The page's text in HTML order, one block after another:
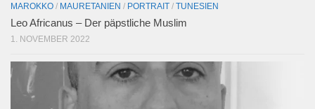
MAROKKO / MAURETANIEN / PORTRAIT / TUNESIEN
Leo Africanus – Der päpstliche Muslim
1. NOVEMBER 2022